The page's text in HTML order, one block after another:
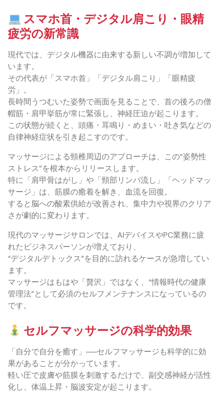
スマホ首・デジタル肩こり・眼精
疲労の新常識
現代では、デジタル機器に由来する新しい不調が増加して
います。
その代表が「スマホ首」「デジタル肩こり」「眼精疲
労」。
長時間うつむいた姿勢で画面を見ることで、首の後ろの僧
帽筋・肩甲挙筋が常に緊張し、神経圧迫が起こります。
この状態が続くと、頭痛・耳鳴り・めまい・吐き気などの
自律神経症状を引き起こすのです。
マッサージによる頸椎周辺のアプローチは、この“姿勢性
ストレス”を根本からリリースします。
特に「肩甲骨はがし」や「頸部リンパ流し」「ヘッドマッ
サージ」は、筋膜の癒着を解き、血流を回復。
すると脳への酸素供給が改善され、集中力や視界のクリア
さが劇的に変わります。
現代のマッサージサロンでは、AIデバイスやPC業務に疲
れたビジネスパーソンが増えており、
“デジタルデトックス”を目的に訪れるケースが急増してい
ます。
マッサージはもはや「贅沢」ではなく、“情報時代の健康
管理法”として必須のセルフメンテナンスになっているの
です。
セルフマッサージの科学的効果
「自分で自分を癒す」──セルフマッサージも科学的に効
果があることが分かっています。
軽い圧で皮膚や筋膜を刺激するだけで、副交感神経が活性
化し、体温上昇・脳波安定が起こります。